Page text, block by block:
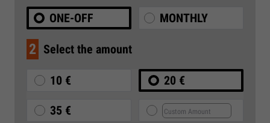
ONE-OFF MONTHLY
2 Select the amount
10 € 20 €
35 €